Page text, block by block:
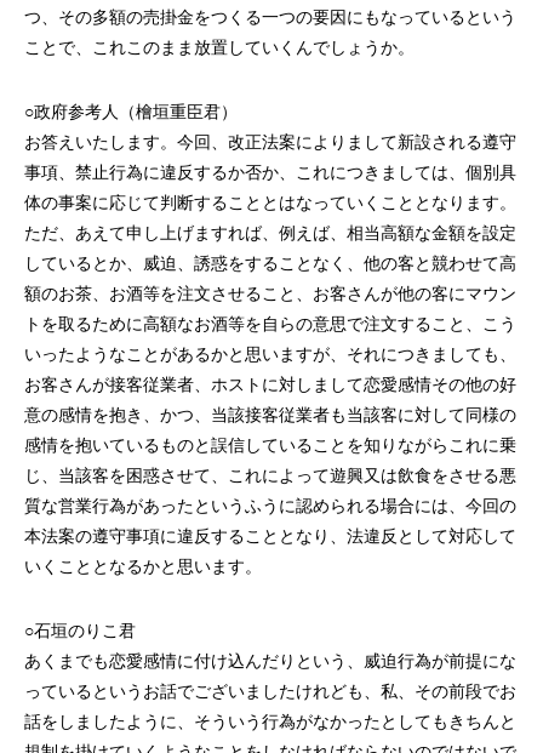
つ、その多額の売掛金をつくる一つの要因にもなっているという
ことで、これこのまま放置していくんでしょうか。
○政府参考人（檜垣重臣君）
お答えいたします。今回、改正法案によりまして新設される遵守
事項、禁止行為に違反するか否か、これにつきましては、個別具
体の事案に応じて判断することとはなっていくこととなります。
ただ、あえて申し上げますれば、例えば、相当高額な金額を設定
しているとか、威迫、誘惑をすることなく、他の客と競わせて高
額のお茶、お酒等を注文させること、お客さんが他の客にマウン
トを取るために高額なお酒等を自らの意思で注文すること、こう
いったようなことがあるかと思いますが、それにつきましても、
お客さんが接客従業者、ホストに対しまして恋愛感情その他の好
意の感情を抱き、かつ、当該接客従業者も当該客に対して同様の
感情を抱いているものと誤信していることを知りながらこれに乗
じ、当該客を困惑させて、これによって遊興又は飲食をさせる悪
質な営業行為があったというふうに認められる場合には、今回の
本法案の遵守事項に違反することとなり、法違反として対応して
いくこととなるかと思います。
○石垣のりこ君
あくまでも恋愛感情に付け込んだりという、威迫行為が前提にな
っているというお話でございましたけれども、私、その前段でお
話をしましたように、そういう行為がなかったとしてもきちんと